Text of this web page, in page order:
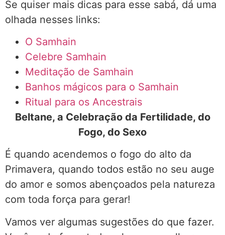
Se quiser mais dicas para esse sabá, dá uma
olhada nesses links:
O Samhain
Celebre Samhain
Meditação de Samhain
Banhos mágicos para o Samhain
Ritual para os Ancestrais
Beltane, a Celebração da Fertilidade, do
Fogo, do Sexo
É quando acendemos o fogo do alto da
Primavera, quando todos estão no seu auge
do amor e somos abençoados pela natureza
com toda força para gerar!
Vamos ver algumas sugestões do que fazer.